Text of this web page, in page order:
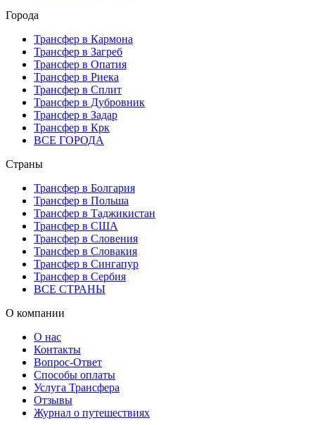
Города
Трансфер в Кармона
Трансфер в Загреб
Трансфер в Опатия
Трансфер в Риека
Трансфер в Сплит
Трансфер в Дубровник
Трансфер в Задар
Трансфер в Крк
ВСЕ ГОРОДА
Страны
Трансфер в Болгария
Трансфер в Польша
Трансфер в Таджикистан
Трансфер в США
Трансфер в Словения
Трансфер в Словакия
Трансфер в Сингапур
Трансфер в Сербия
ВСЕ СТРАНЫ
О компании
О нас
Контакты
Вопрос-Ответ
Способы оплаты
Услуга Трансфера
Отзывы
Журнал о путешествиях